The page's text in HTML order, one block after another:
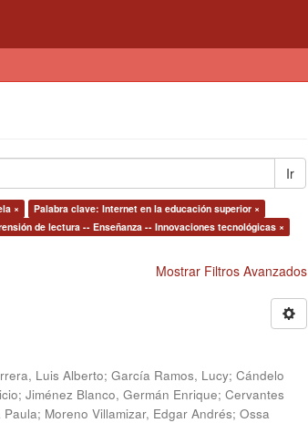
Ir
×
Palabra clave: Internet en la educación superior ×
de lectura -- Enseñanza -- Innovaciones tecnológicas ×
Mostrar Filtros Avanzados
Luis Alberto; García Ramos, Lucy; Cándelo
; Jiménez Blanco, Germán Enrique; Cervantes
Paula; Moreno Villamizar, Edgar Andrés; Ossa